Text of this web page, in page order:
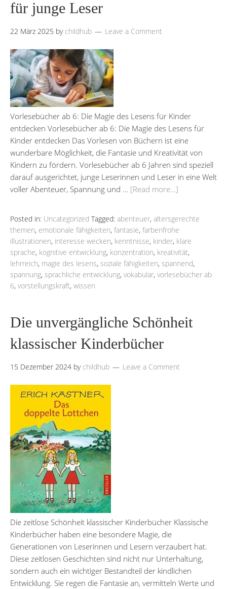
für junge Leser
22 März 2025 by childhub Leave a Comment
Vorlesebücher ab 6: Die Magie des Lesens für Kinder
entdecken Vorlesebücher ab 6: Die Magie des Lesens für
Kinder entdecken Das Vorlesen von Büchern ist eine
wunderbare Möglichkeit, die Fantasie und Kreativität von
Kindern zu fördern. Vorlesebücher ab 6 Jahren sind speziell
darauf ausgerichtet, junge Leserinnen und Leser in eine Welt
voller Abenteuer, Spannung und … [Read more…]
Posted in: Uncategorized Tagged: abenteuer, altersgerechte
themen, emotionale fähigkeiten, fantasie, farbenfrohe
illustrationen, interesse wecken, kenntnisse, kinder, klare
sprache, kognitive entwicklung, konzentration, kreativität,
lehrreich, magie des lesens, soziale fähigkeiten, spannend,
spannung, sprachliche entwicklung, vokabular, vorlesebücher ab
6, vorstellungskraft, wissen
Die unvergängliche Schönheit
klassischer Kinderbücher
15 Dezember 2024 by childhub Leave a Comment
Die zeitlose Schönheit klassischer Kinderbücher Klassische
Kinderbücher haben eine besondere Magie, die
Generationen von Leserinnen und Lesern verzaubert hat.
Diese zeitlosen Geschichten sind nicht nur Unterhaltung,
sondern auch ein wichtiger Bestandteil der kindlichen
Entwicklung. Sie regen die Fantasie an, vermitteln Werte und